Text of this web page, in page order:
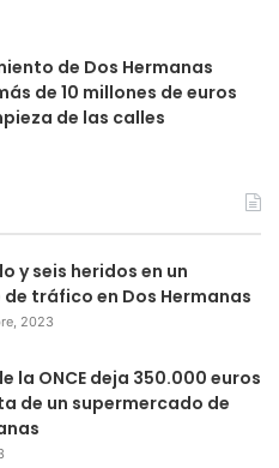
de Dos Hermanas
de 10 millones de euros
de las calles
y seis heridos en un
tráfico en Dos Hermanas
2023
la ONCE deja 350.000 euros
de un supermercado de